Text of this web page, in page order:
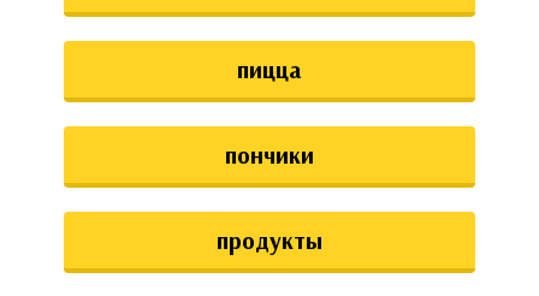
пицца
пончики
продукты